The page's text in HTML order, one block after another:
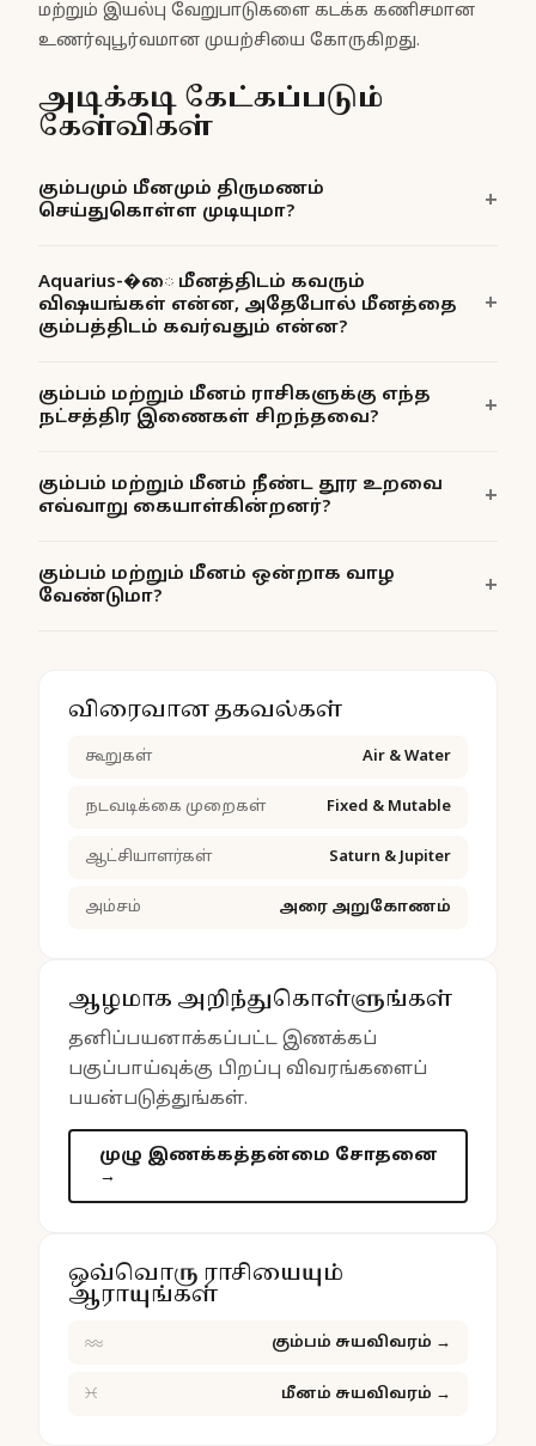
மற்றும் இயல்பு வேறுபாடுகளை கடக்க கணிசமான
உணர்வுபூர்வமான முயற்சியை கோருகிறது.
அடிக்கடி கேட்கப்படும்
கேள்விகள்
கும்பமும் மீனமும் திருமணம்
செய்துகொள்ள முடியுமா?
Aquarius-�ை மீனத்திடம் கவரும்
விஷயங்கள் என்ன, அதேபோல் மீனத்தை
கும்பத்திடம் கவர்வதும் என்ன?
கும்பம் மற்றும் மீனம் ராசிகளுக்கு எந்த
நட்சத்திர இணைகள் சிறந்தவை?
கும்பம் மற்றும் மீனம் நீண்ட தூர உறவை
எவ்வாறு கையாள்கின்றனர்?
கும்பம் மற்றும் மீனம் ஒன்றாக வாழ
வேண்டுமா?
விரைவான தகவல்கள்
கூறுகள் Air & Water
நடவடிக்கை முறைகள் Fixed & Mutable
ஆட்சியாளர்கள் Saturn & Jupiter
அம்சம் அரை அறுகோணம்
ஆழமாக அறிந்துகொள்ளுங்கள்
தனிப்பயனாக்கப்பட்ட இணக்கப்
பகுப்பாய்வுக்கு பிறப்பு விவரங்களைப்
பயன்படுத்துங்கள்.
முழு இணக்கத்தன்மை சோதனை
→
ஒவ்வொரு ராசியையும்
ஆராயுங்கள்
♒ கும்பம் சுயவிவரம் →
♓ மீனம் சுயவிவரம் →